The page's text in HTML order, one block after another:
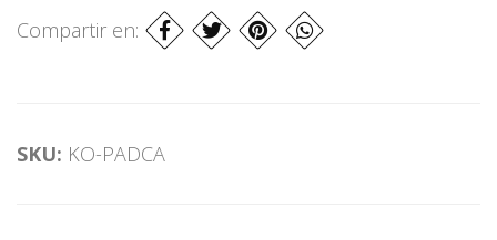
Compartir en:
SKU: KO-PADCA